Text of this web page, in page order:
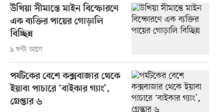
উখিয়া সীমান্তে মাইন বিস্ফোরণে
এক ব্যক্তির পায়ের গোড়ালি
বিচ্ছিন্ন
৯ ঘণ্টা আগে
পর্যটকের বেশে কক্সবাজার থেকে
ইয়াবা পাচারে ‘বাইকার গ্যাং’,
গ্রেপ্তার ৬